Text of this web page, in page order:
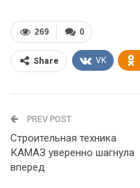
0
269
Share VK
PREV POST
Строительная техника
КАМАЗ уверенно шагнула
вперед